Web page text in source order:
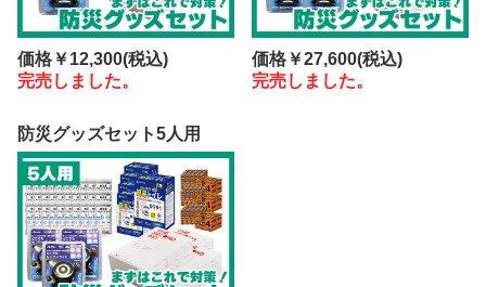
価格￥12,300(税込)
完売しました。
価格￥27,600(税込)
完売しました。
防災グッズセット5人用